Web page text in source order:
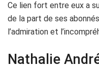
Ce lien fort entre eux a
de la part de ses
l’admiration et
Nathalie